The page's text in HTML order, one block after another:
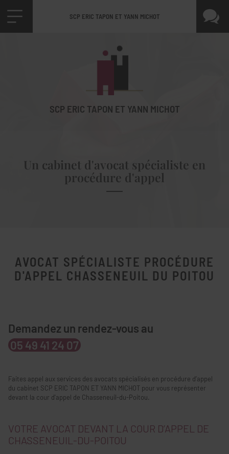
SCP ERIC TAPON ET YANN MICHOT
Un cabinet d'avocat spécialiste en
procédure d'appel
AVOCAT SPÉCIALISTE PROCÉDURE
D'APPEL CHASSENEUIL DU POITOU
Demandez un rendez-vous au
05 49 41 24 07
Faites appel aux services des avocats spécialisés en procédure d’appel
du cabinet SCP ERIC TAPON ET YANN MICHOT pour vous représenter
devant la cour d'appel de Chasseneuil-du-Poitou.
VOTRE AVOCAT DEVANT LA COUR D’APPEL DE
CHASSENEUIL-DU-POITOU
SCP ERIC TAPON ET YANN MICHOT